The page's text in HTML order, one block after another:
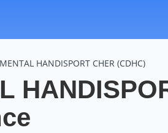
HANDISPORT CHER (CDHC)